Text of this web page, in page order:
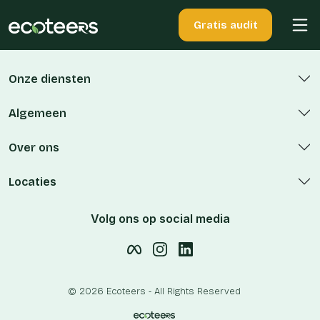
Gratis audit
Onze diensten
Algemeen
Over ons
Locaties
Volg ons op social media
© 2026 Ecoteers - All Rights Reserved